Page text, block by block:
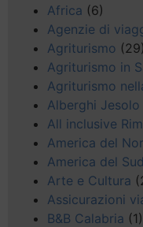
Africa (6)
Agenzie di
Agriturismo (29)
Agriturismo in
Agriturismo
Alberghi Jesolo
All inclusive
America del
America del Sud
Arte e Cultura
Assicurazioni
B&B Calabria (1)